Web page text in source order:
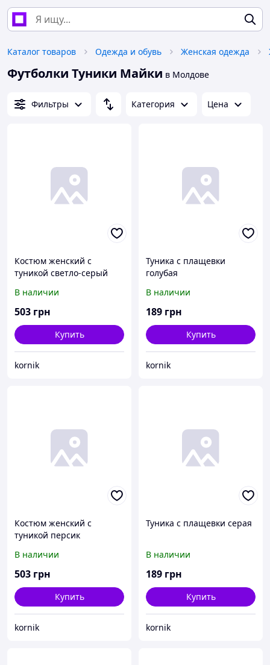
Каталог товаров Одежда и обувь Женская одежда
Футболки Туники Майки в Молдове
Фильтры Категория Цена
Костюм женский с
туникой светло-серый
В наличии
503 грн
Купить
kornik
Туника с плащевки
голубая
В наличии
189 грн
Купить
kornik
Костюм женский с
туникой персик
В наличии
503 грн
Купить
kornik
Туника с плащевки серая
В наличии
189 грн
Купить
kornik